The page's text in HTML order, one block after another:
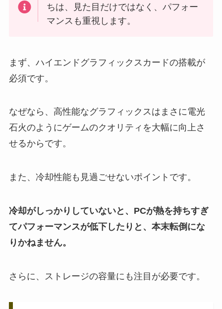
ちは、見た目だけではなく、パフォー
マンスも重視します。
まず、ハイエンドグラフィックスカードの搭載が
必須です。
なぜなら、高性能なグラフィックスはまさに電光
石火のようにゲームのクオリティを大幅に向上さ
せるからです。
また、冷却性能も見過ごせないポイントです。
冷却がしっかりしていないと、PCが熱を持ちすぎ
てパフォーマンスが低下したりと、本末転倒にな
りかねません。
さらに、ストレージの容量にも注目が必要です。